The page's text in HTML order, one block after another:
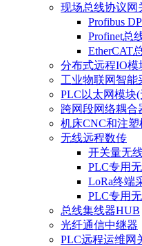
现场总线协议网
Profibus
Profinet总
EtherCAT
分布式远程IO模
工业物联网智能
PLC以太网模块
跨网段网络耦合
机床CNC和注
无线远程数传
开关量无
PLC专用
LoRa终端
PLC专用
总线集线器HUB
光纤通信中继器
PLC远程运维网